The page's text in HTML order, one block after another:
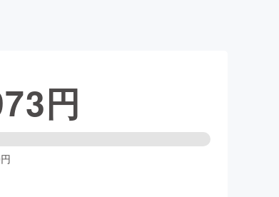
ファッション
円